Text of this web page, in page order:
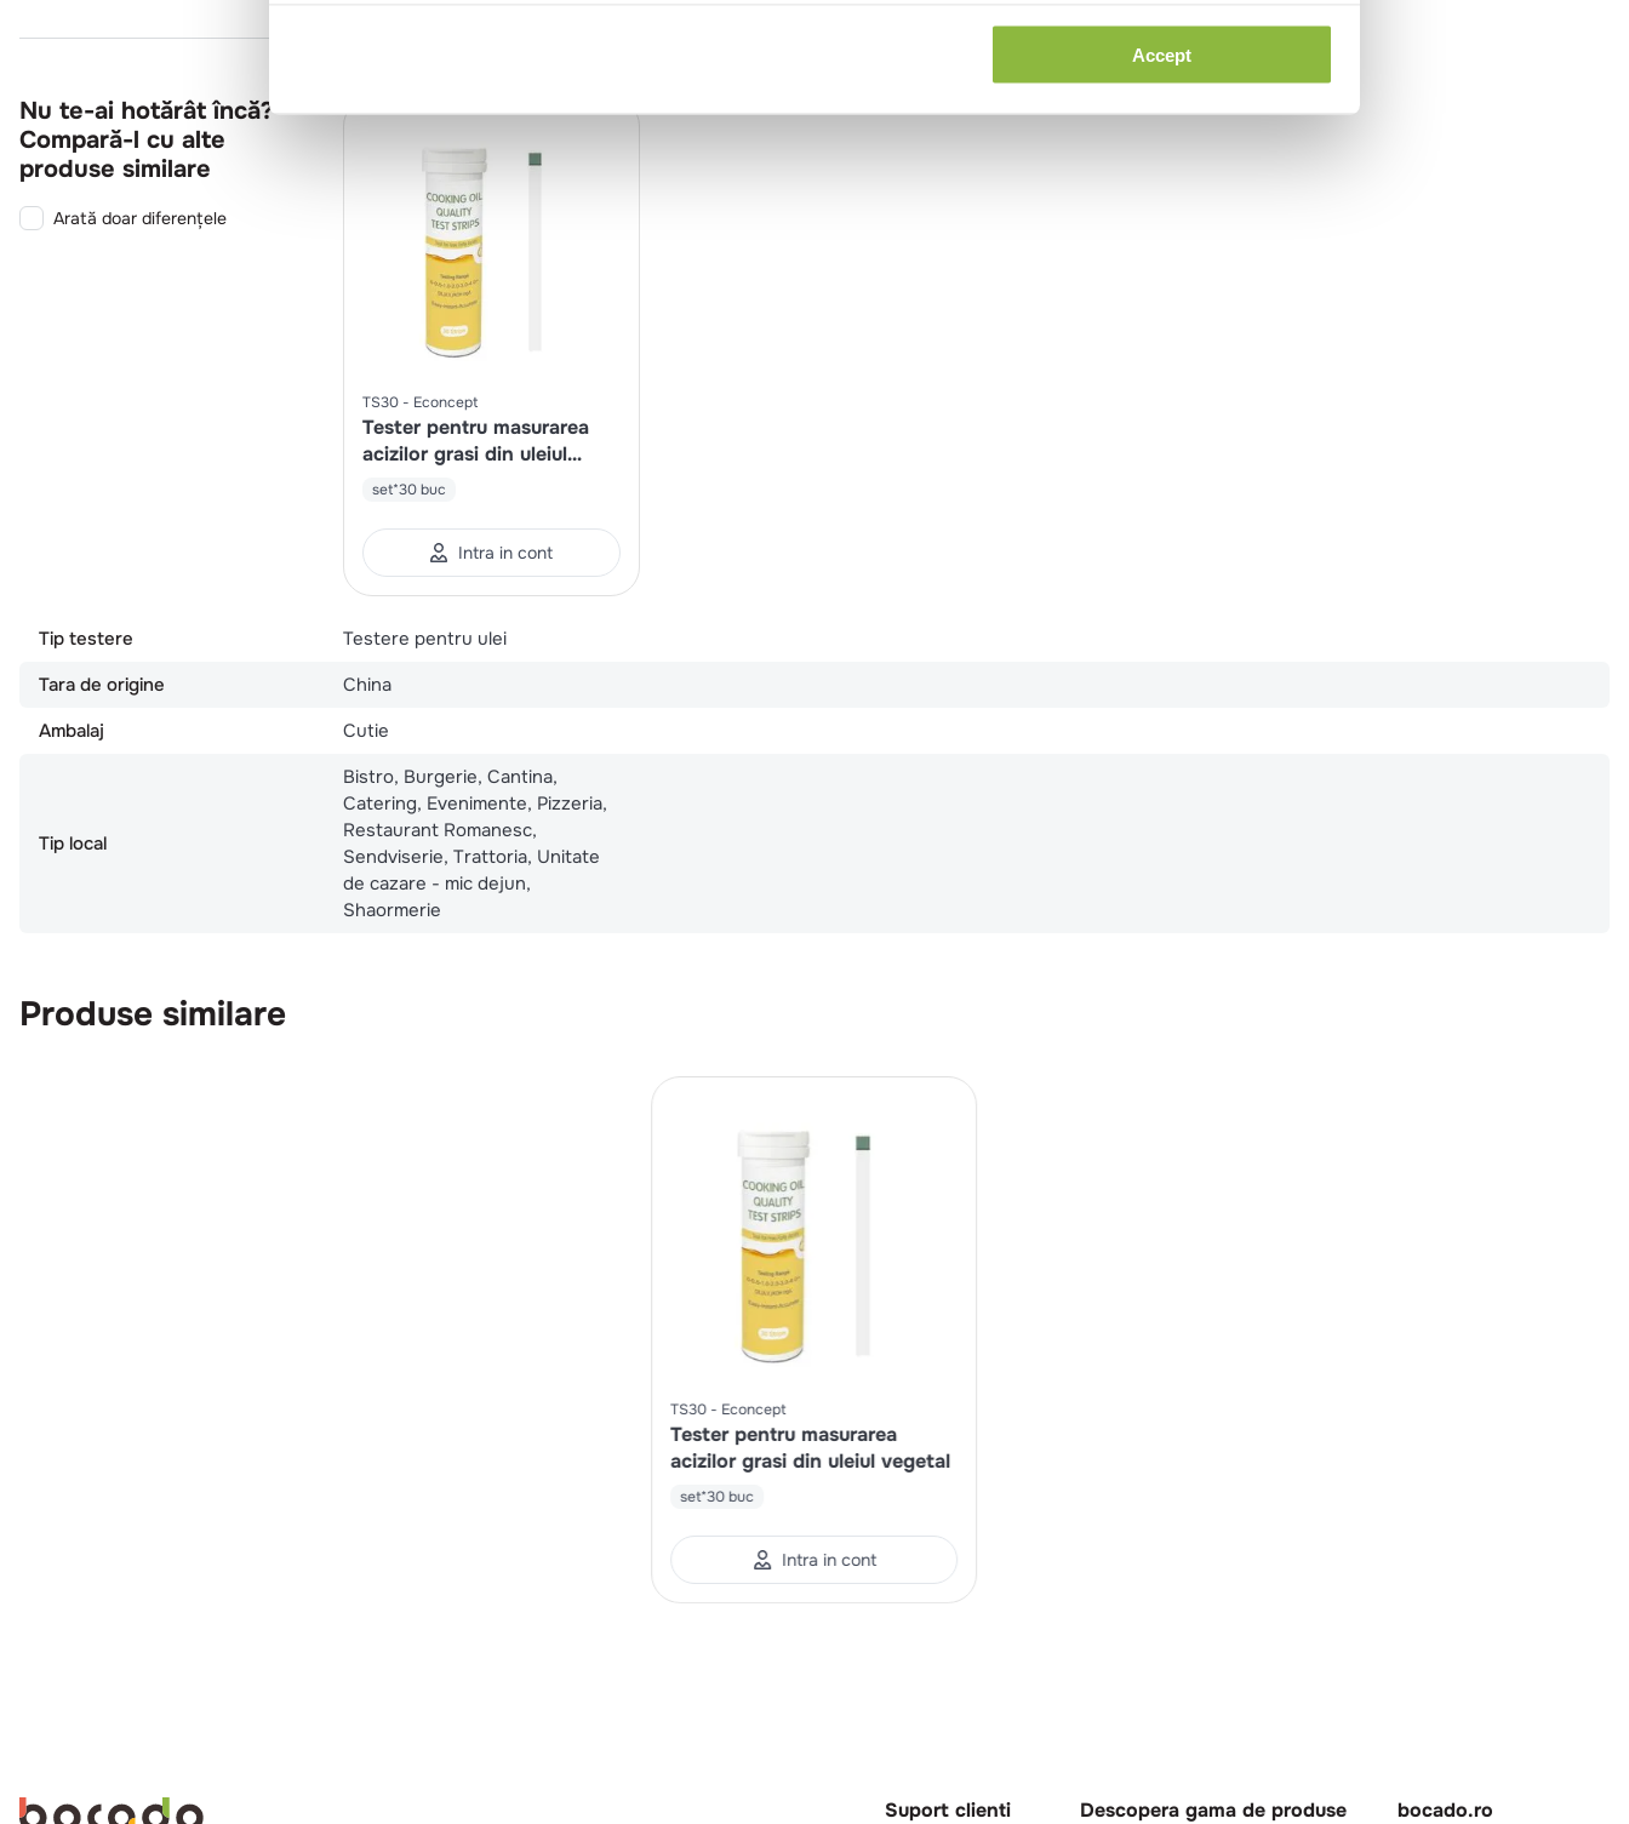
Accept
Nu te-ai hotărât încă?
Compară-l cu alte
produse similare
Arată doar diferențele
TS30 Econcept
Tester pentru masurarea
acizilor grasi din uleiul
vegetal
set*30 buc
Intra in cont
Tip testere
Testere pentru ulei
Tara de origine
China
Ambalaj
Cutie
Tip local
Bistro, Burgerie, Cantina,
Catering, Evenimente, Pizzeria,
Restaurant Romanesc,
Sendviserie, Trattoria, Unitate
de cazare - mic dejun,
Shaormerie
Produse similare
TS30 Econcept
Tester pentru masurarea
acizilor grasi din uleiul vegetal
set*30 buc
Intra in cont
Suport clienti Descopera gama de produse bocado.ro